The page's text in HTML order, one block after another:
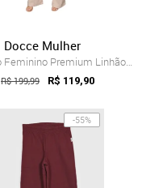
Docce Mulher
Conjunto Feminino Premium Linhão Calça P...
R$ 199,99 R$ 119,90
-55%